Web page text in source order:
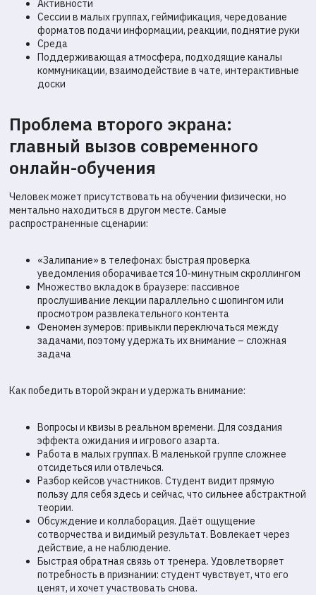
Активности
Сессии в малых группах, геймификация, чередование
форматов подачи информации, реакции, поднятие руки
Среда
Поддерживающая атмосфера, подходящие каналы
коммуникации, взаимодействие в чате, интерактивные
доски
Проблема второго экрана:
главный вызов современного
онлайн-обучения
Человек может присутствовать на обучении физически, но
ментально находиться в другом месте. Самые
распространенные сценарии:
«Залипание» в телефонах: быстрая проверка
уведомления оборачивается 10-минутным скроллингом
Множество вкладок в браузере: пассивное
прослушивание лекции параллельно с шопингом или
просмотром развлекательного контента
Феномен зумеров: привыкли переключаться между
задачами, поэтому удержать их внимание – сложная
задача
Как победить второй экран и удержать внимание:
Вопросы и квизы в реальном времени. Для создания
эффекта ожидания и игрового азарта.
Работа в малых группах. В маленькой группе сложнее
отсидеться или отвлечься.
Разбор кейсов участников. Студент видит прямую
пользу для себя здесь и сейчас, что сильнее абстрактной
теории.
Обсуждение и коллаборация. Даёт ощущение
сотворчества и видимый результат. Вовлекает через
действие, а не наблюдение.
Быстрая обратная связь от тренера. Удовлетворяет
потребность в признании: студент чувствует, что его
ценят, и хочет участвовать снова.